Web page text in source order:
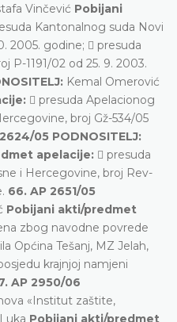
Vinčević Pobijani
Kantonalnog suda Novi
2005. godine;  presuda
P-1191/02 od 25. 9. 2003.
Kemal Omerović
 presuda Apelacionog
broj Gž-534/05
05 PODNOSITELJ:
apelacije:  presuda
i Hercegovine, broj Rev-
66. AP 2651/05
Pobijani akti/predmet
zbog navodne povrede
Općina Tešanj, MZ Jelah,
krajnjoj namjeni
AP 2950/06
«Institut zaštite,
Pobijani akti/predmet